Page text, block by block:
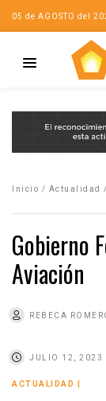
05 de AGOSTO del
Inicio / Actualidad /
Gobierno
Aviación
REBECA
JULIO 12, 2023
ACTUALIDAD